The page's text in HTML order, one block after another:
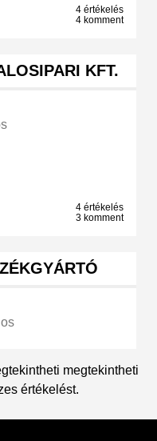
4 értékelés
4 komment
KFT.
4 értékelés
3 komment
megtekintheti
értékelést.